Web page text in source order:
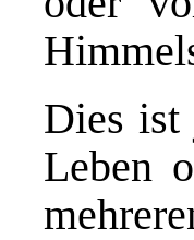
Dies ist
Leben